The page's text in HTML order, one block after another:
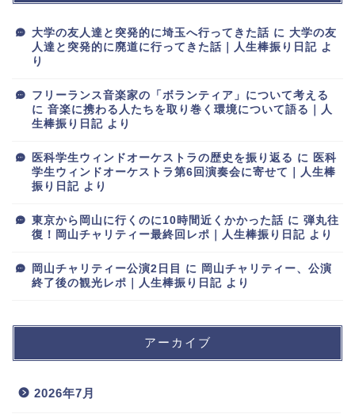
大学の友人達と突発的に埼玉へ行ってきた話 に 大学の友
人達と突発的に廃道に行ってきた話｜人生棒振り日記 よ
り
フリーランス音楽家の「ボランティア」について考える
に 音楽に携わる人たちを取り巻く環境について語る｜人
生棒振り日記 より
医科学生ウィンドオーケストラの歴史を振り返る に 医科
学生ウィンドオーケストラ第6回演奏会に寄せて｜人生棒
振り日記 より
東京から岡山に行くのに10時間近くかかった話 に 弾丸往
復！岡山チャリティー最終回レポ｜人生棒振り日記 より
岡山チャリティー公演2日目 に 岡山チャリティー、公演
終了後の観光レポ｜人生棒振り日記 より
アーカイブ
2026年7月